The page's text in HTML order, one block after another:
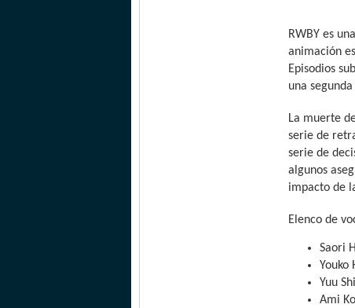
RWBY es
animación
Episodios
una
La muerte
serie de
serie de
algunos
impacto de
Elenco de
Saori
Youko
Yuu
Ami